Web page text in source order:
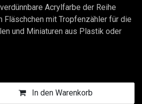
Acrylfarbe der Reihe
Fläschchen mit Tropfenzähler für die
und Miniaturen aus Plastik oder
In den Warenkorb